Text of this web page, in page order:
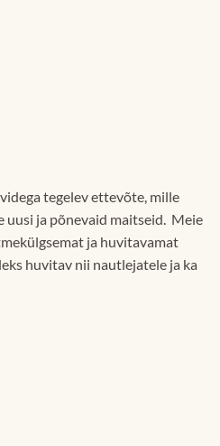
tegelev ettevõte, mille
uusi ja põnevaid maitseid. Meie
ja huvitavamat
huvitav nii nautlejatele ja ka